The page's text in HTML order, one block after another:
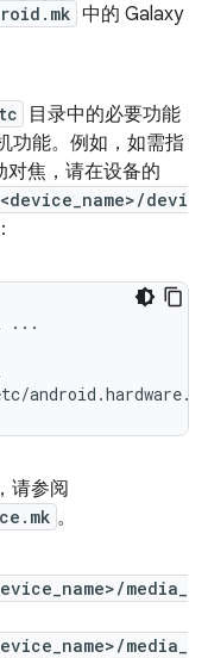
中的 Galaxy
目录中的必要功能
功能。例如，如需指
对焦，请在设备的
devi
\ ...
请参阅
。
media_
media_